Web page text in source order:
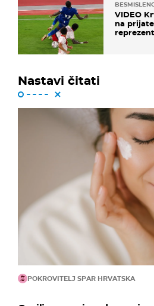
VIDEO
na
Nastavi čitati
POKROVITELJ SPAR HRVATSKA